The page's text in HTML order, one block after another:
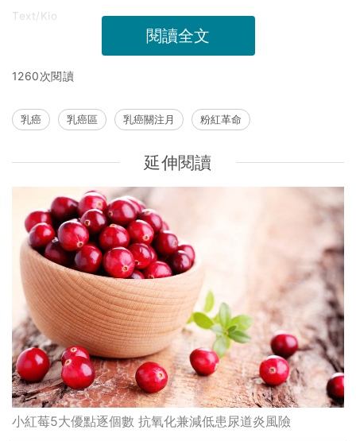
Text/Kio
閱讀全文
1260次閱讀
乳癌 乳癌區 乳癌關注月 粉紅革命
延伸閱讀
小紅莓5大優點逐個數 抗氧化兼減低患尿道炎風險